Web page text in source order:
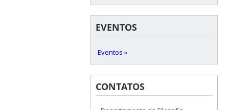
EVENTOS
Eventos »
CONTATOS